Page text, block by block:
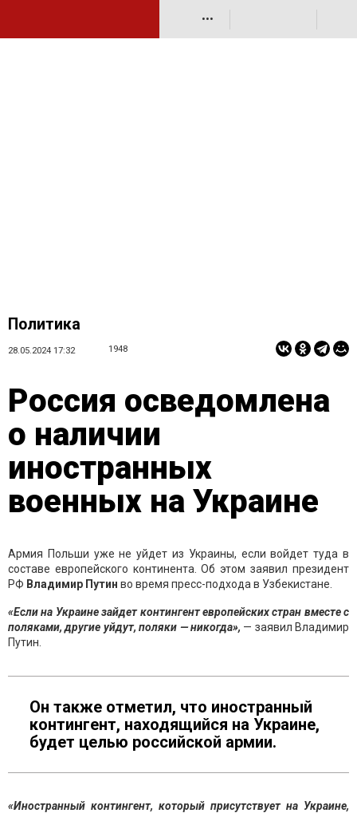
•••
Политика
28.05.2024 17:32 1948
Россия осведомлена
о наличии
иностранных
военных на Украине
Армия Польши уже не уйдет из Украины, если войдет туда в
составе европейского континента. Об этом заявил президент
РФ Владимир Путин во время пресс-подхода в Узбекистане.
«Если на Украине зайдет контингент европейских стран вместе с
поляками, другие уйдут, поляки — никогда», — заявил Владимир
Путин.
Он также отметил, что иностранный
контингент, находящийся на Украине,
будет целью российской армии.
«Иностранный контингент, который присутствует на Украине,